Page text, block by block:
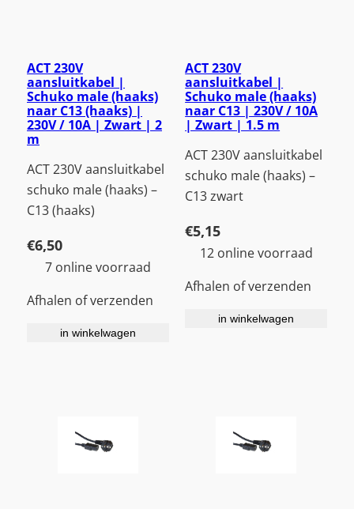
ACT 230V
aansluitkabel |
Schuko male (haaks)
naar C13 (haaks) |
230V / 10A | Zwart | 2
m
ACT 230V aansluitkabel
schuko male (haaks) –
C13 (haaks)
€6,50
7 online voorraad
Afhalen of verzenden
in winkelwagen
ACT 230V
aansluitkabel |
Schuko male (haaks)
naar C13 | 230V / 10A
| Zwart | 1.5 m
ACT 230V aansluitkabel
schuko male (haaks) –
C13 zwart
€5,15
12 online voorraad
Afhalen of verzenden
in winkelwagen